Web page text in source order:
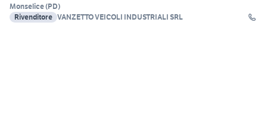
Monselice(PD)
Rivenditore VANZETTO VEICOLI INDUSTRIALI SRL